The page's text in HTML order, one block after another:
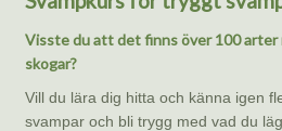
Visste du att det finns över 100 arter
skogar?
Vill du lära dig hitta och känna igen
svampar och bli trygg med vad du